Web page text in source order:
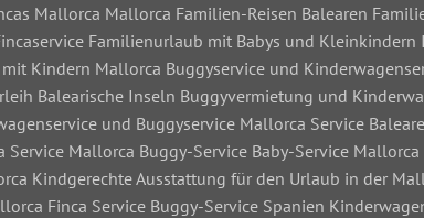
Mallorca Mallorca Familien-Reisen Balearen
Familienurlaub mit Babys und
Kindern Mallorca Buggyservice und
Balearische Inseln Buggyvermietung und
und Buggyservice Mallorca Service
Mallorca Buggy-Service Baby-Service
Kindgerechte Ausstattung für den Urlaub in der
Finca Service Buggy-Service Spanien